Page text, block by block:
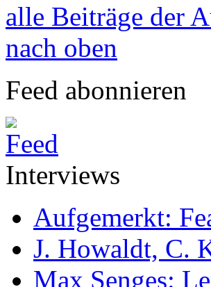
alle Beiträge der
nach oben
Feed abonnieren
Interviews
Aufgemerkt:
J. Howaldt, C.
Max Senges: